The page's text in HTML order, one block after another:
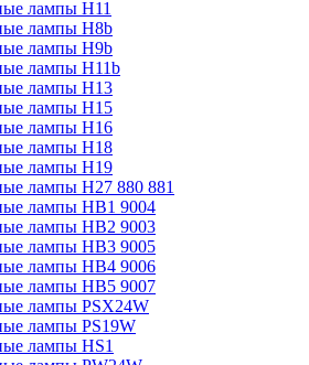
лампы H11
лампы H8b
лампы H9b
лампы H11b
лампы H13
лампы H15
лампы H16
лампы H18
лампы H19
лампы H27 880 881
лампы HB1 9004
лампы HB2 9003
лампы HB3 9005
лампы HB4 9006
лампы HB5 9007
лампы PSX24W
лампы PS19W
лампы HS1